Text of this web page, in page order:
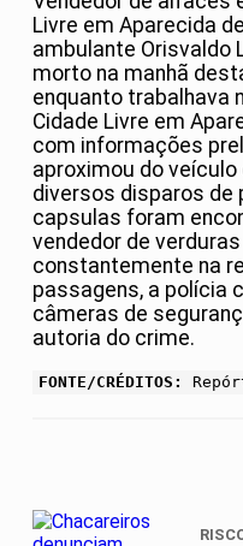
Livre em Aparecida
ambulante Orisvaldo
morto na manhã
enquanto trabalhava
Cidade Livre em
com informações
aproximou do
diversos disparos de
capsulas foram
vendedor de
constantemente na
passagens, a polícia
câmeras de
autoria do crime.
FONTE/CRÉDITOS: